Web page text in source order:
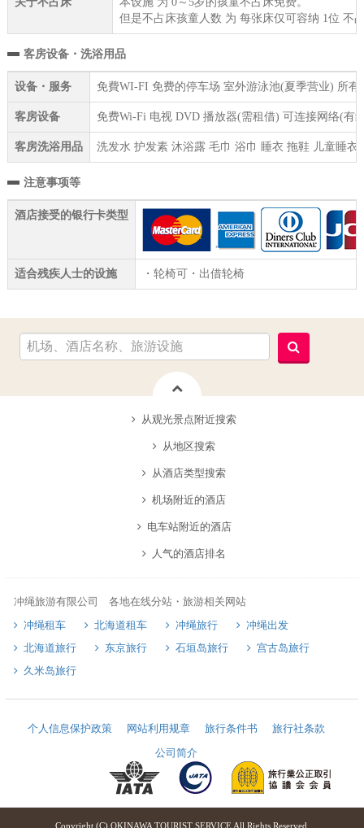
但是不占床孩童人数 为 每张床仅可容纳 1位 不
客房设备・洗浴用品
设备・服务 免費WI-FI 免费的停车场 室外游泳池(夏季营业) 所
客房设备 免费Wi-Fi 电视 DVD 播放器(需租借) 可连接网络(有
客房洗浴用品 洗发水 护发素 沐浴露 毛巾 浴巾 睡衣 拖鞋 儿童睡衣
注意事项等
酒店接受的银行卡类型
适合残疾人士的设施 ・轮椅可・出借轮椅
从观光景点附近搜索
从地区搜索
从酒店类型搜索
机场附近的酒店
电车站附近的酒店
人气的酒店排名
冲绳旅游有限公司 各地在线分站・旅游相关网站
冲绳租车
北海道租车 冲绳旅行
冲绳出发
北海道旅行
东京旅行 石垣岛旅行
宫古岛旅行
久米岛旅行
个人信息保护政策 网站利用规章 旅行条件书
旅行社条款
公司简介
Copyright (C) OKINAWA TOURIST SERVICE All Rights Reserved.